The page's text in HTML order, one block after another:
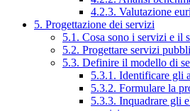
4.2.3. Valutazione
5. Progettazione dei servizi
5.1. Cosa sono i servizi e il
5.2. Progettare servizi
5.3. Definire il modello di
5.3.1. Identificare gli
5.3.2. Formulare la
5.3.3. Inquadrare gli